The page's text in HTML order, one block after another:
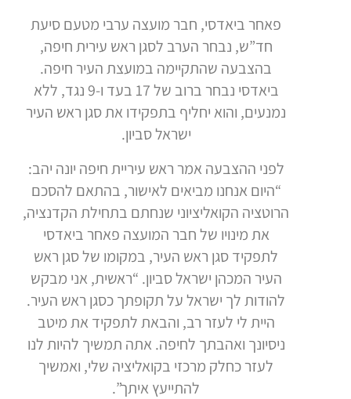
פאחר ביאדסי, חבר מועצה ערבי מטעם סיעת
חד”ש, נבחר הערב לסגן ראש עירית חיפה,
בהצבעה שהתקיימה במועצת העיר חיפה.
ביאדסי נבחר ברוב של 17 בעד ו-9 נגד, ללא
נמנעים, והוא יחליף בתפקידו את סגן ראש העיר
ישראל סביון.
לפני ההצבעה אמר ראש עיריית חיפה יונה יהב:
“היום אנחנו מביאים לאישור, בהתאם להסכם
הרוטציה הקואליציוני שנחתם בתחילת הקדנציה,
את מינויו של חבר המועצה פאחר ביאדסי
לתפקיד סגן ראש העיר, במקומו של סגן ראש
העיר המכהן ישראל סביון. “ראשית, אני מבקש
להודות לך ישראל על תקופתך כסגן ראש העיר.
היית לי לעזר רב, והבאת לתפקיד את מיטב
ניסיונך ואהבתך לחיפה. אתה תמשיך להיות לנו
לעזר כחלק מרכזי בקואליציה שלי, ואמשיך
להתייעץ איתך”.